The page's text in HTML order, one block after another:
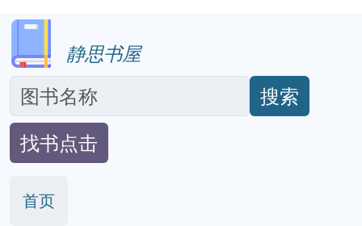
静思书屋
搜索
找书点击
首页